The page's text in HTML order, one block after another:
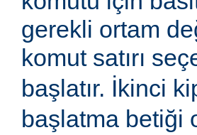
gerekli ortam
komut satırı
başlatır. İkinci
başlatma betiği